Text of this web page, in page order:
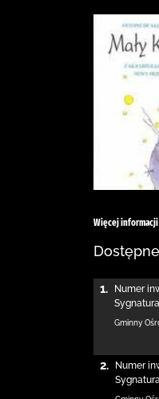
Więcej informacji
1. Numer
Gminny
2. Numer